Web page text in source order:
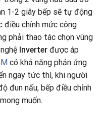
1-2 giây bếp sẽ tự động
điều chỉnh mức công
phải thao tác chọn vùng
Inverter được áp
có khả năng phản ứng
ngay tức thì, khi người
đun nấu, bếp điều chỉnh
muốn.